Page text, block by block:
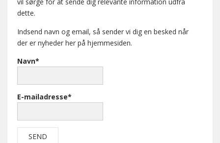
dette.
Indsend navn og email, så sender vi dig en besked når
der er nyheder her på hjemmesiden.
Navn*
E-mailadresse*